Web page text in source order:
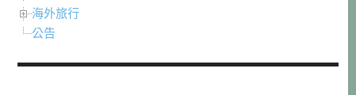
海外旅行
公告